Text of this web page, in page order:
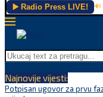
▶️ Radio Press LIVE! 🔊
Najnovije vijesti:
Potpisan ugovor za prvu